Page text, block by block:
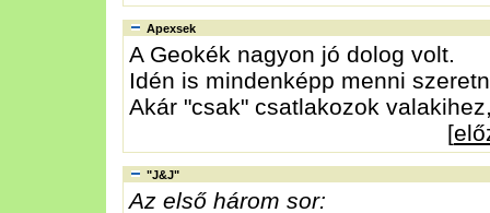
Apexsek
A Geokék nagyon jó dolog volt.
Idén is mindenképp menni
Akár "csak" csatlakozok
[
"J&J"
Az első három sor: